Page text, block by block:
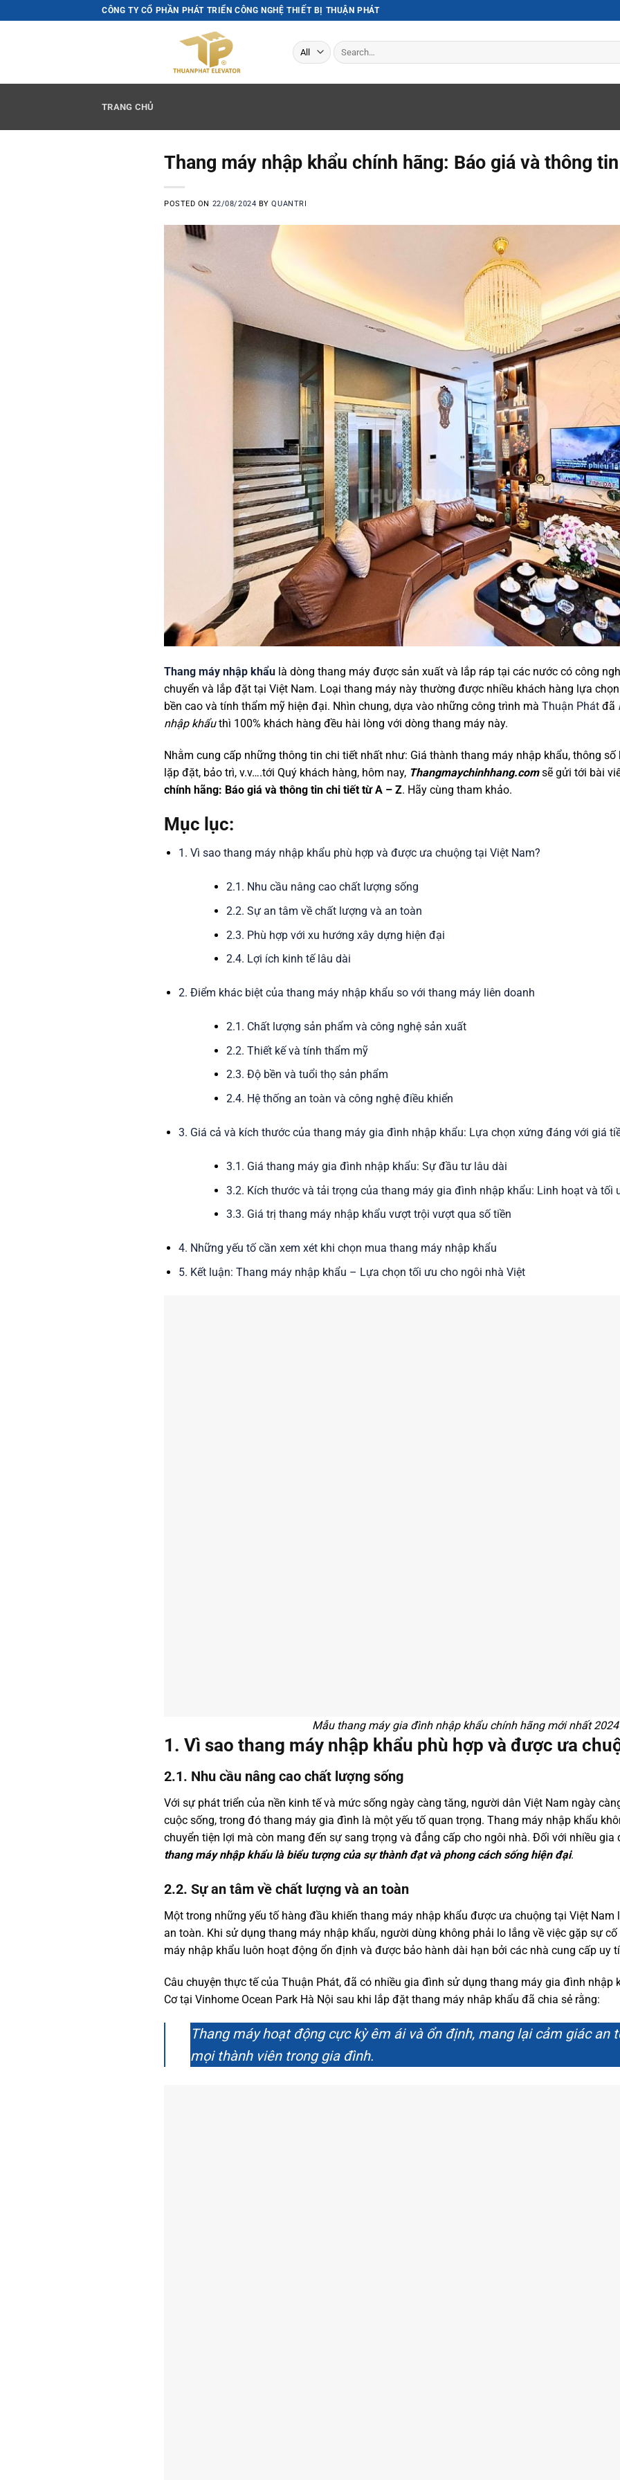
to
CÔNG TY CỔ PHẦN PHÁT TRIỂN CÔNG NGHỆ THIẾT BỊ THUẬN PHÁT
Search
for:
TRANG CHỦ
Thang máy nhập khẩu chính hãng: Báo giá và thông
POSTED ON 22/08/2024 BYQUANTRI
Thang máy nhập khẩu là dòng thang máy được sản xuất và lắp ráp tại các nước có công
chuyển và lắp đặt tại Việt Nam. Loại thang máy này thường được nhiều khách hàng lựa
bền cao và tính thẩm mỹ hiện đại. Nhìn chung, dựa vào những công trình mà Thuận Phát đã
nhập khẩuthì 100% khách hàng đều hài lòng với dòng thang máy này.
Nhằm cung cấp những thông tin chi tiết nhất như: Giá thành thang máy nhập khẩu, thông
lặp đặt, bảo trì, v.v….tới Quý khách hàng, hôm nay, Thangmaychinhhang.comsẽ gửi tới bài
chính hãng: Báo giá và thông tin chi tiết từ A – Z. Hãy cùng tham khảo.
Mục lục:
1. Vì sao thang máy nhập khẩu phù hợp và được ưa chuộng tại Việt Nam?
2.1. Nhu cầu nâng cao chất lượng sống
2.2. Sự an tâm về chất lượng và an toàn
2.3. Phù hợp với xu hướng xây dựng hiện đại
2.4. Lợi ích kinh tế lâu dài
2. Điểm khác biệt của thang máy nhập khẩu so với thang máy liên doanh
2.1. Chất lượng sản phẩm và công nghệ sản xuất
2.2. Thiết kế và tính thẩm mỹ
2.3. Độ bền và tuổi thọ sản phẩm
2.4. Hệ thống an toàn và công nghệ điều khiển
3. Giá cả và kích thước của thang máy gia đình nhập khẩu: Lựa chọn xứng đáng với giá
3.1. Giá thang máy gia đình nhập khẩu: Sự đầu tư lâu dài
3.2. Kích thước và tải trọng của thang máy gia đình nhập khẩu: Linh hoạt và tối
3.3. Giá trị thang máy nhập khẩu vượt trội vượt qua số tiền
4. Những yếu tố cần xem xét khi chọn mua thang máy nhập khẩu
5. Kết luận: Thang máy nhập khẩu – Lựa chọn tối ưu cho ngôi nhà Việt
Mẫu thang máy gia đình nhập khẩu chính hãng mới nhất 2024
1. Vì sao thang máy nhập khẩu phù hợp và được ưa
2.1. Nhu cầu nâng cao chất lượng sống
Với sự phát triển của nền kinh tế và mức sống ngày càng tăng, người dân Việt Nam ngày
cuộc sống, trong đó thang máy gia đình là một yếu tố quan trọng. Thang máy nhập khẩu
chuyển tiện lợi mà còn mang đến sự sang trọng và đẳng cấp cho ngôi nhà. Đối với nhiều gia
thang máy nhập khẩu là biểu tượng của sự thành đạt và phong cách sống hiện đại.
2.2. Sự an tâm về chất lượng và an toàn
Một trong những yếu tố hàng đầu khiến thang máy nhập khẩu được ưa chuộng tại Việt Nam
an toàn. Khi sử dụng thang máy nhập khẩu, người dùng không phải lo lắng về việc gặp sự
máy nhập khẩu luôn hoạt động ổn định và được bảo hành dài hạn bởi các nhà cung cấp uy
Câu chuyện thực tế của Thuận Phát, đã có nhiều gia đình sử dụng thang máy gia đình nhập
Cơ tại Vinhome Ocean Park Hà Nội sau khi lắp đặt thang máy nhâp khẩu đã chia sẻ rằng:
Thang máy hoạt động cực kỳ êm ái và ổn định, mang lại cảm giác an
mọi thành viên trong gia đình.